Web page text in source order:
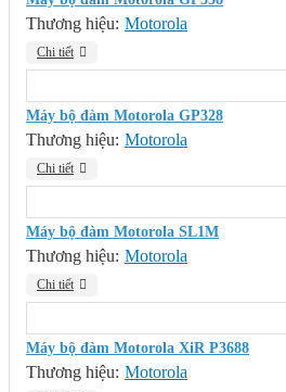
Thương hiệu: Motorola
Chi tiết
Máy bộ đàm Motorola GP328
Thương hiệu: Motorola
Chi tiết
Máy bộ đàm Motorola SL1M
Thương hiệu: Motorola
Chi tiết
Máy bộ đàm Motorola XiR P3688
Thương hiệu: Motorola